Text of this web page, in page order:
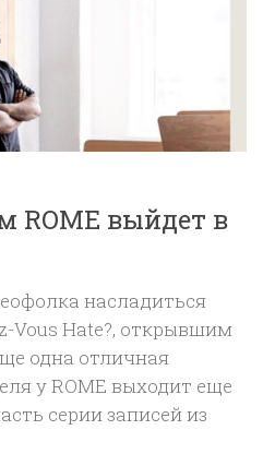
ROME выйдет в
насладиться
Vous Hate?, открывшим
одна отличная
у ROME выходит еще
серии записей из